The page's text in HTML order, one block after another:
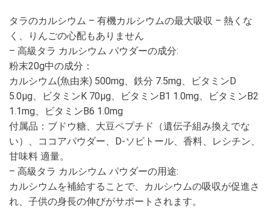
タラのカルシウム – 有機カルシウムの最大吸収 – 熱くな
く、りんごの心配もありません
– 高級タラ カルシウム パウダーの成分:
粉末20g中の成分：
カルシウム(魚由来) 500mg、鉄分 7.5mg、ビタミンD
5.0µg、ビタミンK 70µg、ビタミンB1 1.0mg、ビタミンB2
1.1mg、ビタミンB6 1.0mg
付属品：ブドウ糖、大豆ペプチド（遺伝子組み換えでな
い）、ココアパウダー、D-ソビトール、香料、レシチン、
甘味料 適量。
– 高級タラ カルシウム パウダーの用途:
カルシウムを補給することで、カルシウムの吸収が促進さ
れ、子供の身長の伸びがサポートされます。